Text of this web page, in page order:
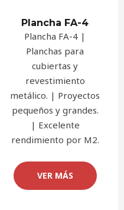
Plancha FA-4
Plancha FA-4 |
Planchas para
cubiertas y
revestimiento
metálico. | Proyectos
pequeños y grandes.
| Excelente
rendimiento por M2.
VER MÁS